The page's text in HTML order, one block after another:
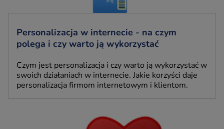
Personalizacja w internecie - na czym
polega i czy warto ją wykorzystać
Czym jest personalizacja i czy warto ją wykorzystać w
swoich działaniach w internecie. Jakie korzyści daje
personalizacja firmom internetowym i klientom.